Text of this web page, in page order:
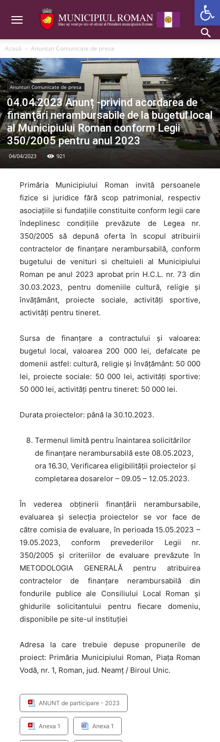
Acasă Anunturi Comunicate de presa
Anunturi Comunicate de presa
04.04.2023 Anunț -privind acordarea de
finanţări nerambursabile de la bugetul local
al Municipiului Roman conform Legii
350/2005 pentru anul 2023
04/04/2023 921
Primăria Municipiului Roman invită persoanele
fizice si juridice fără scop patrimonial, respectiv
asociațiile si fundațiile constituite conform legii care
îndeplinesc condițiile prevăzute de Legea nr.
350/2005 să depună oferta în scopul atribuirii
contractelor de finanțare nerambursabilă, conform
bugetului de venituri si cheltuieli al Municipiului
Roman pe anul 2023 aprobat prin H.C.L. nr. 73 din
30.03.2023, pentru domeniile cultură, religie şi
învăţământ, proiecte sociale, activităţi sportive,
activităţi pentru tineret.
Sursa de finanțare a contractului și valoarea:
bugetul local, valoarea 200 000 lei, defalcate pe
domenii astfel: cultură, religie şi învăţământ: 50 000
lei, proiecte sociale: 50 000 lei, activităţi sportive:
50 000 lei, activităţi pentru tineret: 50 000 lei.
Durata proiectelor: până la 30.10.2023.
Termenul limită pentru înaintarea solicitărilor
de finanţare nerambursabilă este 08.05.2023,
ora 16.30, Verificarea eligibilității proiectelor și
completarea dosarelor – 09.05 – 12.05.2023.
În vederea obținerii finanțării nerambursabile,
evaluarea și selecția proiectelor se vor face de
către comisia de evaluare, în perioada 15.05.2023 –
19.05.2023, conform prevederilor Legii nr.
350/2005 și criteriilor de evaluare prevăzute în
METODOLOGIA GENERALĂ pentru atribuirea
contractelor de finanţare nerambursabilă din
fondurile publice ale Consiliului Local Roman și
ghidurile solicitantului pentru fiecare domeniu,
disponibile pe site-ul instituției
Adresa la care trebuie depuse propunerile de
proiect: Primăria Municipiului Roman, Piaţa Roman
Vodă, nr. 1, Roman, jud. Neamţ / Biroul Unic.
ANUNT de participare - 2023
Anexa 1 Anexa 1